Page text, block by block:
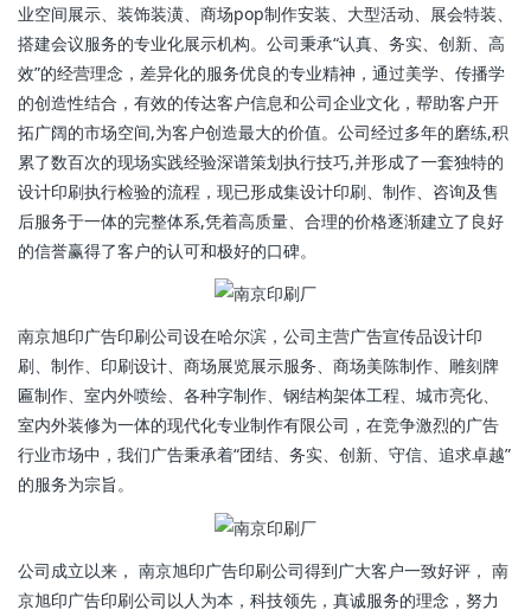
业空间展示、装饰装潢、商场pop制作安装、大型活动、展会特装、
搭建会议服务的专业化展示机构。公司秉承“认真、务实、创新、高
效”的经营理念，差异化的服务优良的专业精神，通过美学、传播学
的创造性结合，有效的传达客户信息和公司企业文化，帮助客户开
拓广阔的市场空间,为客户创造最大的价值。公司经过多年的磨练,积
累了数百次的现场实践经验深谱策划执行技巧,并形成了一套独特的
设计印刷执行检验的流程，现已形成集设计印刷、制作、咨询及售
后服务于一体的完整体系,凭着高质量、合理的价格逐渐建立了良好
的信誉赢得了客户的认可和极好的口碑。
南京旭印广告印刷公司设在哈尔滨，公司主营广告宣传品设计印
刷、制作、印刷设计、商场展览展示服务、商场美陈制作、雕刻牌
匾制作、室内外喷绘、各种字制作、钢结构架体工程、城市亮化、
室内外装修为一体的现代化专业制作有限公司，在竞争激烈的广告
行业市场中，我们广告秉承着“团结、务实、创新、守信、追求卓越”
的服务为宗旨。
公司成立以来， 南京旭印广告印刷公司得到广大客户一致好评， 南
京旭印广告印刷公司以人为本，科技领先，真诚服务的理念，努力